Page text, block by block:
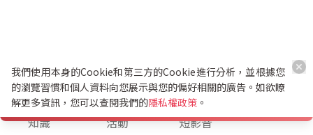
知識 活動 短影音
K幣兌換
我們使用本身的Cookie和第三方的Cookie進行分析，並根據您
的瀏覽習慣和個人資料向您展示與您的偏好相關的廣告。如欲瞭
解更多資訊，您可以查閱我們的隱私權政策 。